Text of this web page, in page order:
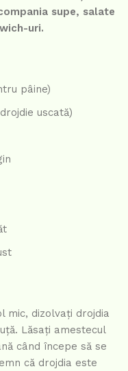
supe, salate
uri.
pâine)
uscată)
mic, dizolvați drojdia
Lăsați amestecul
când începe să se
că drojdia este